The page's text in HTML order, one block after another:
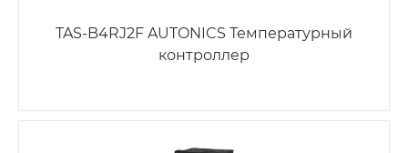
TAS-B4RJ2F AUTONICS Температурный
контроллер